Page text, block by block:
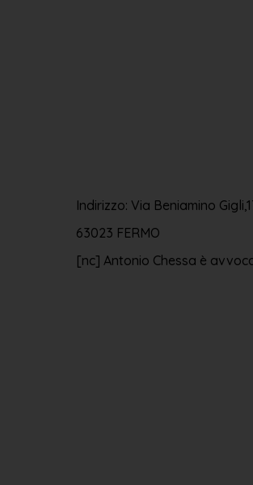
Indirizzo: Via Beniamino
63023 FERMO
[nc] Antonio Chessa è